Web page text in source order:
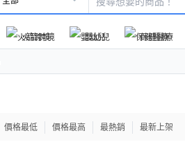
火箭跨境 嬰幼兒 保健醫療
價格最低 價格最高 最熱銷 最新上架